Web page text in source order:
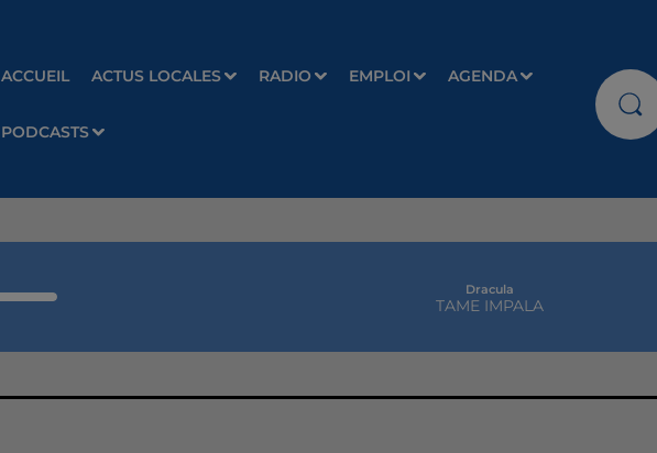
ACCUEIL ACTUS LOCALES RADIO EMPLOI AGENDA
PODCASTS
Dracula
TAME IMPALA